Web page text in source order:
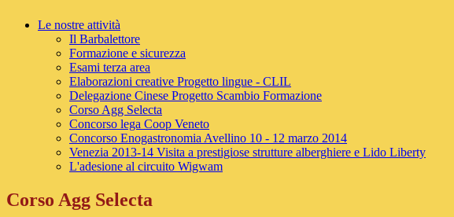
Le nostre attività
Il Barbalettore
Formazione e sicurezza
Esami terza area
Elaborazioni creative Progetto lingue - CLIL
Delegazione Cinese Progetto Scambio Formazione
Corso Agg Selecta
Concorso lega Coop Veneto
Concorso Enogastronomia Avellino 10 - 12 marzo 2014
Venezia 2013-14 Visita a prestigiose strutture alberghiere e Lido Liberty
L'adesione al circuito Wigwam
Corso Agg Selecta